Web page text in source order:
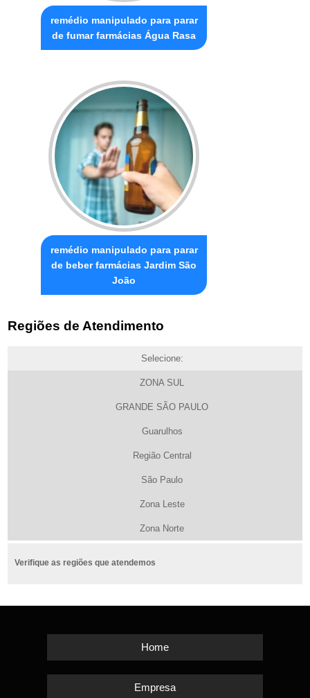
remédio manipulado para parar
de fumar farmácias Água Rasa
remédio manipulado para parar
de beber farmácias Jardim São
João
Regiões de Atendimento
Selecione:
ZONA SUL
GRANDE SÃO PAULO
Guarulhos
Região Central
São Paulo
Zona Leste
Zona Norte
Verifique as regiões que atendemos
Home
Empresa